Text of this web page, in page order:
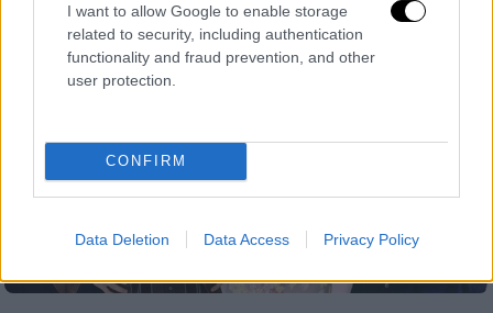
I want to allow Google to enable storage
related to security, including authentication
functionality and fraud prevention, and other
user protection.
CONFIRM
Data Deletion Data Access Privacy Policy